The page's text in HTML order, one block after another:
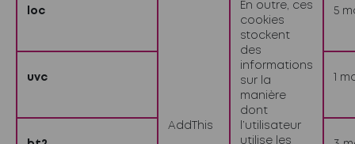
AddThis
En outre, ces
cookies
stockent
des
informations
sur la
manière
dont
l’utilisateur
utilise les
loc 5
uvc 1